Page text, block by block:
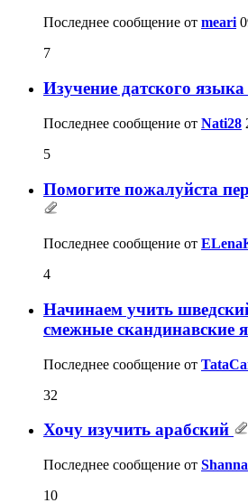
Последнее сообщение от meari
7
Изучение датского языка
Последнее сообщение от Nati28
5
Помогите пожалуйста
Последнее сообщение от
4
Начинаем учить
смежные скандинавские
Последнее сообщение от
32
Хочу изучить арабский
Последнее сообщение от Shanna
10